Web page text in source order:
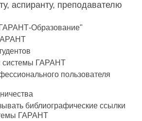
аспиранту, преподавателю
Образование"
системы ГАРАНТ
пользователя
библиографические ссылки
ГАРАНТ